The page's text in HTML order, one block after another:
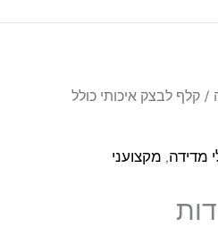
/ קלף לבצק איכותי כולל
מדידה, מקצועני